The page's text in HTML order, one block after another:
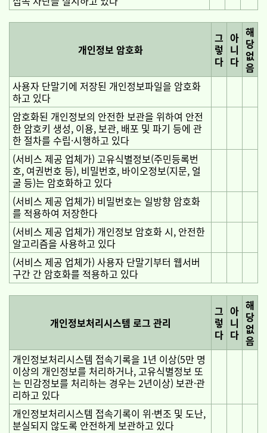
개인정보 암호화
그
렇
다
아
니
다
해
당
없
음
사용자 단말기에 저장된 개인정보파일을 암호화
하고 있다
암호화된 개인정보의 안전한 보관을 위하여 안전
한 암호키 생성, 이용, 보관, 배포 및 파기 등에 관
한 절차를 수립·시행하고 있다
(서비스 제공 업체가) 고유식별정보(주민등록번
호, 여권번호 등), 비밀번호, 바이오정보(지문, 얼
굴 등)는 암호화하고 있다
(서비스 제공 업체가) 비밀번호는 일방향 암호화
를 적용하여 저장한다
(서비스 제공 업체가) 개인정보 암호화 시, 안전한
알고리즘을 사용하고 있다
(서비스 제공 업체가) 사용자 단말기부터 웹서버
구간 간 암호화를 적용하고 있다
개인정보처리시스템 로그 관리
그
렇
다
아
니
다
해
당
없
음
개인정보처리시스템 접속기록을 1년 이상(5만 명
이상의 개인정보를 처리하거나, 고유식별정보 또
는 민감정보를 처리하는 경우는 2년이상) 보관·관
리하고 있다
개인정보처리시스템 접속기록이 위·변조 및 도난,
분실되지 않도록 안전하게 보관하고 있다